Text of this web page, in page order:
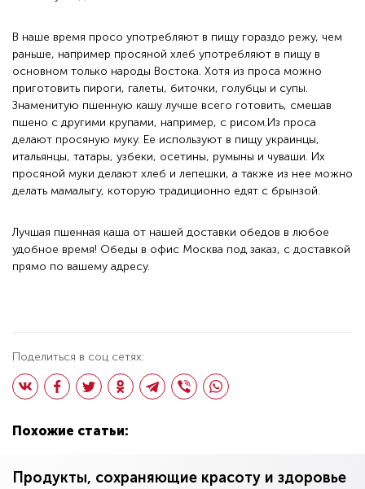
В наше время просо употребляют в пищу гораздо режу, чем
раньше, например просяной хлеб употребляют в пищу в
основном только народы Востока. Хотя из проса можно
приготовить пироги, галеты, биточки, голубцы и супы.
Знаменитую пшенную кашу лучше всего готовить, смешав
пшено с другими крупами, например, с рисом.Из проса
делают просяную муку. Ее используют в пищу украинцы,
итальянцы, татары, узбеки, осетины, румыны и чуваши. Их
просяной муки делают хлеб и лепешки, а также из нее можно
делать мамалыгу, которую традиционно едят с брынзой.
Лучшая пшенная каша от нашей доставки обедов в любое
удобное время! Обеды в офис Москва под заказ, с доставкой
прямо по вашему адресу.
Поделиться в соц сетях:
Похожие статьи:
Продукты, сохраняющие красоту и здоровье